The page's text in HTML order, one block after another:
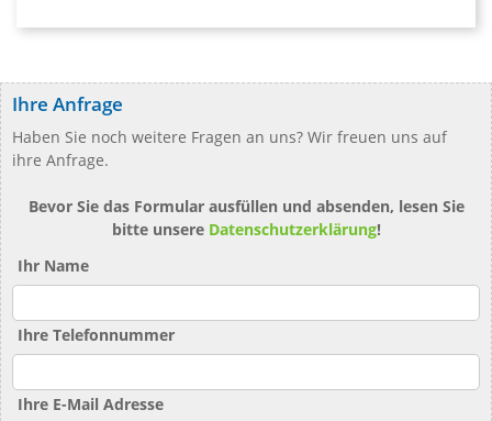
Ihre Anfrage
Haben Sie noch weitere Fragen an uns? Wir freuen uns auf
ihre Anfrage.
Bevor Sie das Formular ausfüllen und absenden, lesen Sie
bitte unsere Datenschutzerklärung!
Ihr Name
Ihre Telefonnummer
Ihre E-Mail Adresse